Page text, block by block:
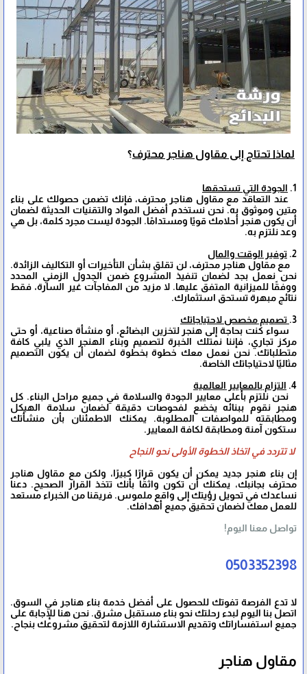
لماذا تحتاج إلى مقاول هناجر محترف؟
1. الجودة التي تستحقها
عند التعاقد مع مقاول هناجر محترف، فإنك تضمن حصولك على بناء
متين وموثوق به. نحن نستخدم أفضل المواد والتقنيات الحديثة لضمان
أن يكون هنجر أحلامك قويًا ومستدامًا. الجودة ليست مجرد كلمة، بل هي
وعد نلتزم به.
2. توفير الوقت والمال
مع مقاول هناجر محترف، لن تقلق بشأن التأخيرات أو التكاليف الزائدة.
نحن نعمل بجد لضمان تنفيذ المشروع ضمن الجدول الزمني المحدد
ووفقًا للميزانية المتفق عليها. لا مزيد من المفاجآت غير السارة، فقط
نتائج مبهرة تستحق استثمارك.
3. تصميم مخصص لاحتياجاتك
سواء كنت بحاجة إلى هنجر لتخزين البضائع، أو منشأة صناعية، أو حتى
مركز تجاري، فإننا نمتلك الخبرة لتصميم وبناء الهنجر الذي يلبي كافة
متطلباتك. نحن نعمل معك خطوة بخطوة لضمان أن يكون التصميم
مثاليًا لاحتياجاتك الخاصة.
4. التزام بالمعايير العالمية
نحن نلتزم بأعلى معايير الجودة والسلامة في جميع مراحل البناء. كل
هنجر نقوم ببنائه يخضع لفحوصات دقيقة لضمان سلامة الهيكل
ومطابقته للمواصفات المطلوبة. يمكنك الاطمئنان بأن منشأتك
ستكون آمنة ومطابقة لكافة المعايير.
لا تتردد في اتخاذ الخطوة الأولى نحو النجاح
إن بناء هنجر جديد يمكن أن يكون قرارًا كبيرًا، ولكن مع مقاول هناجر
محترف بجانبك، يمكنك أن تكون واثقًا بأنك تتخذ القرار الصحيح. دعنا
نساعدك في تحويل رؤيتك إلى واقع ملموس. فريقنا من الخبراء مستعد
للعمل معك لضمان تحقيق جميع أهدافك.
تواصل معنا اليوم!
0503352398
لا تدع الفرصة تفوتك للحصول على أفضل خدمة بناء هناجر في السوق.
اتصل بنا اليوم لبدء رحلتك نحو بناء مستقبل مشرق. نحن هنا للإجابة على
جميع استفساراتك وتقديم الاستشارة اللازمة لتحقيق مشروعك بنجاح.
مقاول هناجر